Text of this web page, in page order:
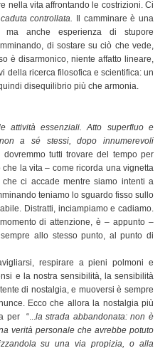
nella vita affrontando le costrizioni. Ci
controllata.
Il camminare è una
ma anche esperienza di stupore
di sostare su ciò che vede,
è disarmonico, niente affatto lineare,
della ricerca filosofica e scientifica: un
disequilibrio più che armonia.
attività essenziali. Atto superfluo e
a sé stessi, dopo innumerevoli
dovremmo tutti trovare del tempo per
la vita – come ricorda una vignetta
ci accade mentre siamo intenti a
teniamo lo sguardo fisso sullo
Distratti, inciampiamo e cadiamo.
di attenzione, è – appunto –
allo stesso punto, al punto di
respirare a pieni polmoni e
e la nostra sensibilità, la sensibilità
di nostalgia, e muoversi è sempre
Ecco che allora la nostalgia più
per “...la strada abbandonata: non è
verità personale che avrebbe potuto
su una via propizia, o alla